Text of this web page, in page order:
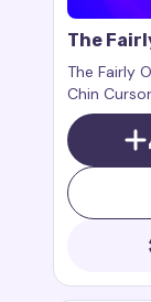
The
Crimson
The Fairly
Chin
для
браузеру.